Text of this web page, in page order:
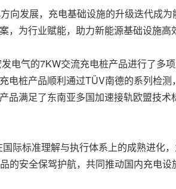
发展，充电基础设施的升级迭代成
为行业赋能，助力新能源基础设施高
电气的7KW交流充电桩产品进行了多
桩产品顺利通过TÜV南德的系列检
满足了东南亚多国加速接轨欧盟技
际标准理解与执行体系上的成熟进化
安全保驾护航，共同推动国内充电